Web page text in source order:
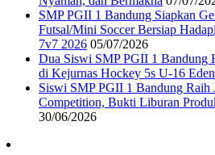
SMP PGII 1 Bandung Siapkan
Futsal/Mini Soccer Bersiap
7v7 2026 05/07/2026
Dua Siswi SMP PGII 1 Bandung
di Kejurnas Hockey 5s U-16
Siswi SMP PGII 1 Bandung Raih
Competition, Bukti Liburan
30/06/2026